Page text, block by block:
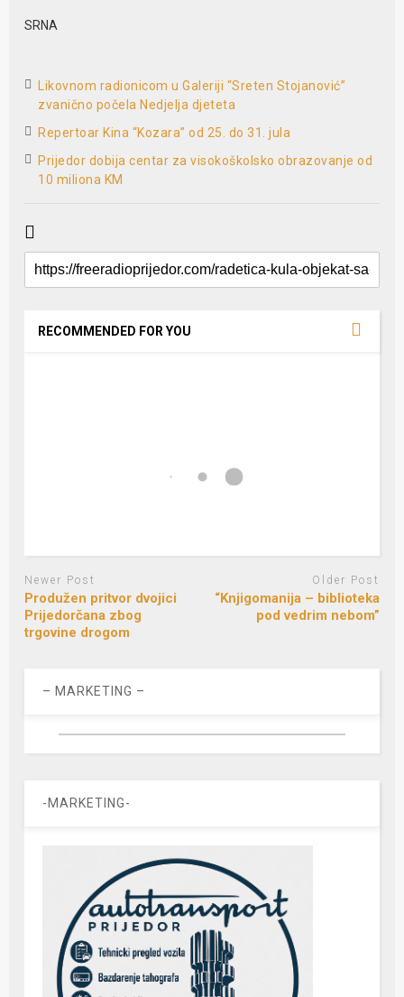
SRNA
Likovnom radionicom u Galeriji “Sreten Stojanović”
zvanično počela Nedjelja djeteta
Repertoar Kina “Kozara” od 25. do 31. jula
Prijedor dobija centar za visokoškolsko obrazovanje od
10 miliona KM
RECOMMENDED FOR YOU
Newer Post
Produžen pritvor dvojici
Prijedorčana zbog
trgovine drogom
Older Post
“Knjigomanija – biblioteka
pod vedrim nebom”
– MARKETING –
-MARKETING-